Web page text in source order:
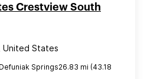
Crestview South
United States
Springs26.83 mi (43.18